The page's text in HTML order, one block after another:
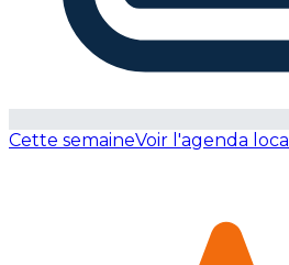
Cette semaineVoir l'agenda local